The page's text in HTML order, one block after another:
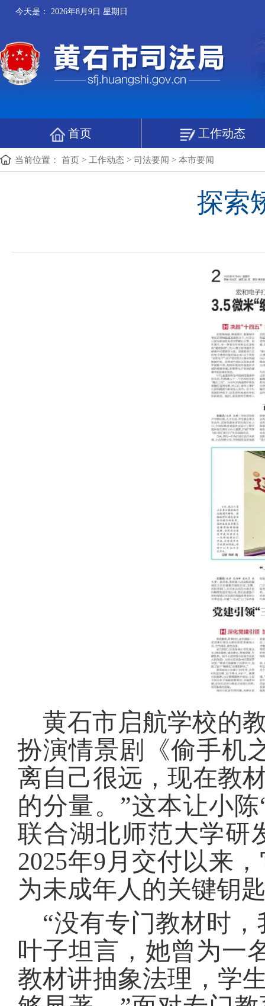
今天是： 2026年8月9日 星期日
首页 工作动态
当前位置： 首页 > 工作动态 > 司法要闻 > 本市要闻
探索
黄石市启航学校的
扮演情景剧《偷手机
离自己很远，现在教
的分量。”这本让小
联合湖北师范大学研
2025年9月交付以来
为未成年人的关键钥
“没有专门教材时
叶子坦言，她曾为一
教材讲抽象法理，学